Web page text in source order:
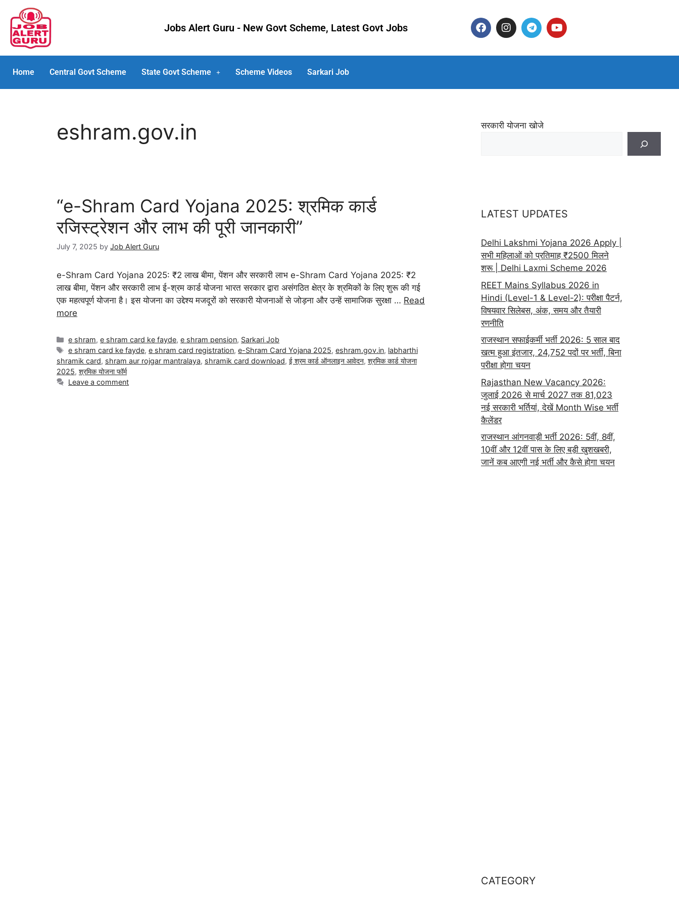
Jobs Alert Guru - New Govt Scheme, Latest Govt Jobs
Home Central Govt Scheme State Govt Scheme Scheme Videos Sarkari Job
eshram.gov.in
“e-Shram Card Yojana 2025: श्रमिक कार्ड
रजिस्ट्रेशन और लाभ की पूरी जानकारी”
July 7, 2025 by Job Alert Guru
e-Shram Card Yojana 2025: ₹2 लाख बीमा, पेंशन और सरकारी लाभ e-Shram Card Yojana 2025: ₹2
लाख बीमा, पेंशन और सरकारी लाभ ई-श्रम कार्ड योजना भारत सरकार द्वारा असंगठित क्षेत्र के श्रमिकों के लिए शुरू की गई
एक महत्वपूर्ण योजना है। इस योजना का उद्देश्य मजदूरों को सरकारी योजनाओं से जोड़ना और उन्हें सामाजिक सुरक्षा … Read
more
e shram,e shram card ke fayde,e shram pension, Sarkari Job
e shram card ke fayde,e shram card registration,e-Shram Card Yojana 2025,eshram.gov.in, labharthi
shramik card, shram aur rojgar mantralaya, shramik card download, ई श्रम कार्ड ऑनलाइन आवेदन, श्रमिक कार्ड योजना
2025, श्रमिक योजना फॉर्म
Leave a comment
सरकारी योजना खोजे
LATEST UPDATES
Delhi Lakshmi Yojana 2026 Apply |
सभी महिलाओं को प्रतिमाह ₹2500 मिलने
शरू | Delhi Laxmi Scheme 2026
REET Mains Syllabus 2026 in
Hindi (Level-1 & Level-2): परीक्षा पैटर्न,
विषयवार सिलेबस, अंक, समय और तैयारी
रणनीति
राजस्थान सफाईकर्मी भर्ती 2026: 5 साल बाद
खत्म हुआ इंतजार, 24,752 पदों पर भर्ती, बिना
परीक्षा होगा चयन
Rajasthan New Vacancy 2026:
जुलाई 2026 से मार्च 2027 तक 81,023
नई सरकारी भर्तियां, देखें Month Wise भर्ती
कैलेंडर
राजस्थान आंगनवाड़ी भर्ती 2026: 5वीं, 8वीं,
10वीं और 12वीं पास के लिए बड़ी खुशखबरी,
जानें कब आएगी नई भर्ती और कैसे होगा चयन
CATEGORY